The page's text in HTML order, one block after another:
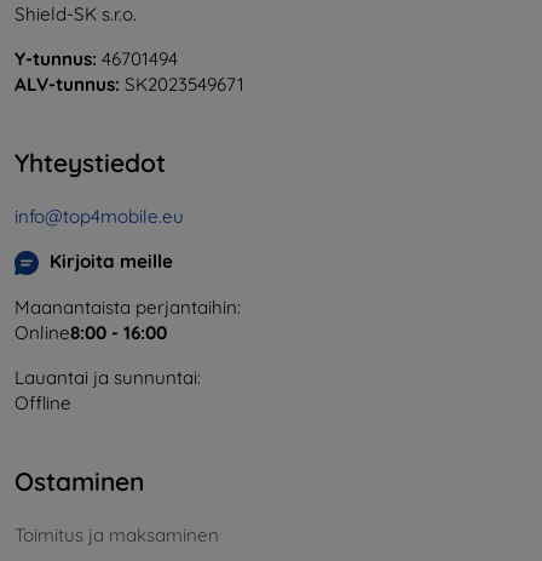
Shield-SK s.r.o.
Y-tunnus: 46701494
ALV-tunnus: SK2023549671
Yhteystiedot
info@top4mobile.eu
Kirjoita meille
Maanantaista perjantaihin:
Online8:00 - 16:00
Lauantai ja sunnuntai:
Offline
Ostaminen
Toimitus ja maksaminen